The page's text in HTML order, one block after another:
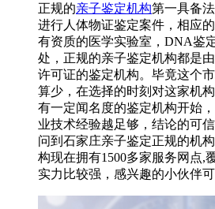
正规的亲子鉴定机构第一具备
进行人体物证鉴定案件，相应
有资质的医学实验室，DNA鉴
处，正规的亲子鉴定机构都是
许可证的鉴定机构。毕竟这个
算少，在选择的时刻对这家机
有一定闻名度的鉴定机构开始
业技术经验越足够，结论的可
问到石家庄亲子鉴定正规的机
构现在拥有1500多家服务网点,
实力比较强，感兴趣的小伙伴